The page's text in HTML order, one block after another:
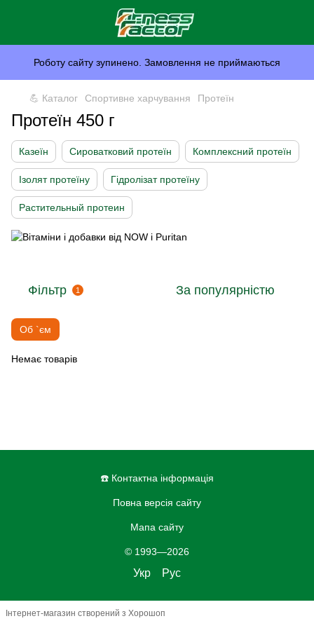
Роботу сайту зупинено. Замовлення не приймаються
💪 Каталог Спортивне харчування Протеїн
Протеїн 450 г
Казеїн Сироватковий протеїн Комплексний протеїн
Ізолят протеїну Гідролізат протеїну
Растительный протеин
Фільтр 1 За популярністю
Об `єм
Немає товарів
☎️ Контактна інформація
Повна версія сайту
Мапа сайту
© 1993—2026
Укр Рус
Інтернет-магазин створений з Хорошоп